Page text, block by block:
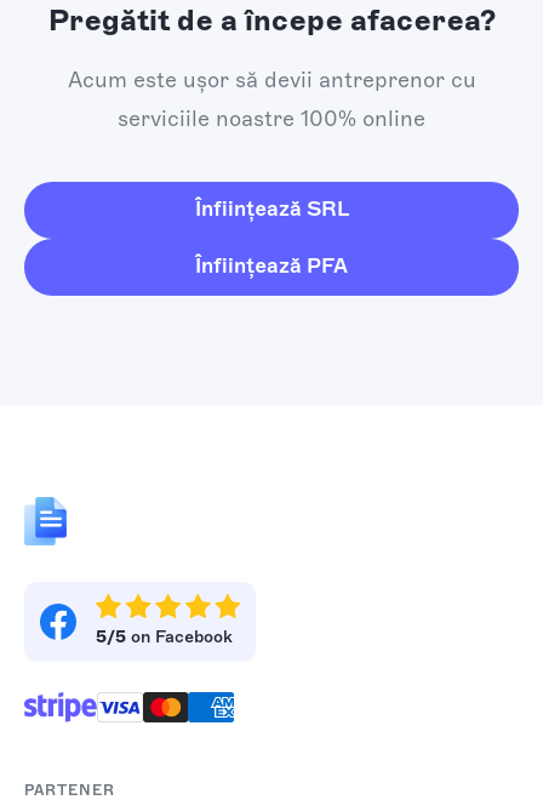
Pregătit de a începe afacerea?
Acum este ușor să devii antreprenor cu
serviciile noastre 100% online
Înființează SRL
Înființează PFA
5/5 on Facebook
PARTENER